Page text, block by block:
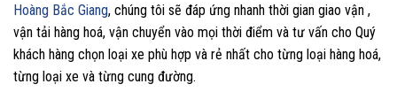
Hoàng Bắc Giang, chúng tôi sẽ đáp ứng nhanh thời gian giao vận ,
vận tải hàng hoá, vận chuyển vào mọi thời điểm và tư vấn cho Quý
khách hàng chọn loại xe phù hợp và rẻ nhất cho từng loại hàng hoá,
từng loại xe và từng cung đường.